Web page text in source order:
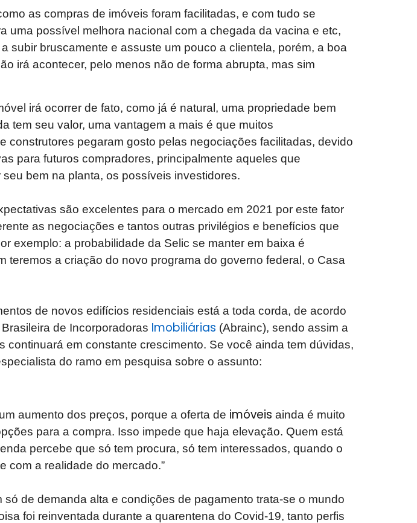
as compras de imóveis foram facilitadas, e com tudo se
uma possível melhora nacional com a chegada da vacina e etc,
subir bruscamente e assuste um pouco a clientela, porém, a boa
irá acontecer, pelo menos não de forma abrupta, mas sim
irá ocorrer de fato, como já é natural, uma propriedade bem
tem seu valor, uma vantagem a mais é que muitos
construtores pegaram gosto pelas negociações facilitadas, devido
para futuros compradores, principalmente aqueles que
seu bem na planta, os possíveis investidores.
são excelentes para o mercado em 2021 por este fator
as negociações e tantos outras privilégios e benefícios que
exemplo: a probabilidade da Selic se manter em baixa é
teremos a criação do novo programa do governo federal, o Casa
de novos edifícios residenciais está a toda corda, de acordo
de Incorporadoras Imobiliárias (Abrainc), sendo assim a
continuará em constante crescimento. Se você ainda tem dúvidas,
do ramo em pesquisa sobre o assunto:
aumento dos preços, porque a oferta de imóveis ainda é muito
para a compra. Isso impede que haja elevação. Quem está
percebe que só tem procura, só tem interessados, quando o
com a realidade do mercado.”
só de demanda alta e condições de pagamento trata-se o mundo
foi reinventada durante a quarentena do Covid-19, tanto perfis